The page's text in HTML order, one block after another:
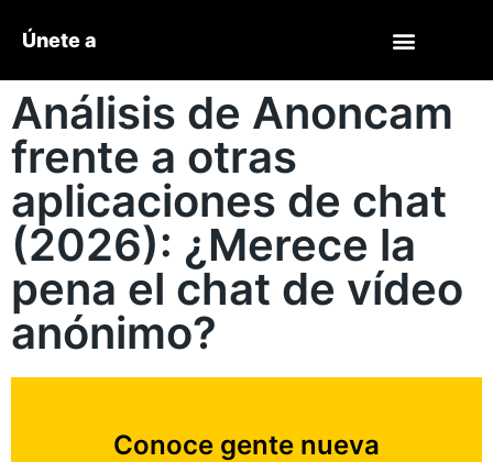
Únete a
Análisis de Anoncam
frente a otras
aplicaciones de chat
(2026): ¿Merece la
pena el chat de vídeo
anónimo?
Conoce gente nueva